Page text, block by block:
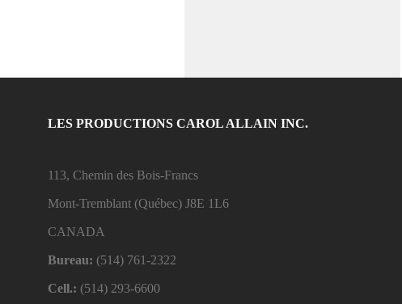
LES PRODUCTIONS CAROL ALLAIN INC.
113, Chemin des Bois-Francs
Mont-Tremblant (Québec) J8E 1L6
CANADA
Bureau: (514) 761-2322
Cell.: (514) 293-6600